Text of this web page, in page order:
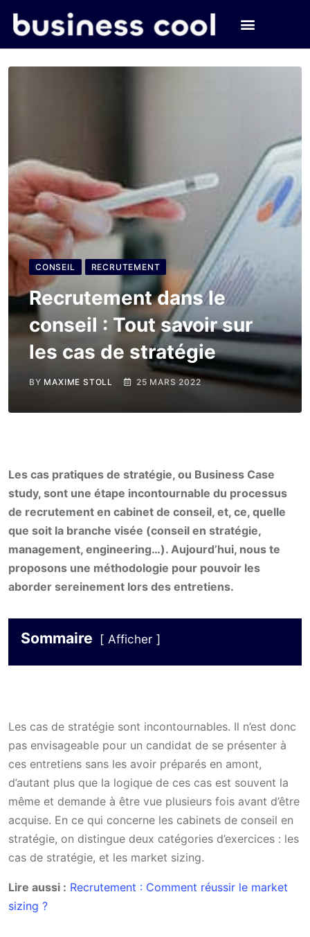
CONSEIL RECRUTEMENT
Recrutement dans le
conseil : Tout savoir sur
les cas de stratégie
BY MAXIME STOLL 25 MARS 2022
Les cas pratiques de stratégie, ou Business Case
study, sont une étape incontournable du processus
de recrutement en cabinet de conseil, et, ce, quelle
que soit la branche visée (conseil en stratégie,
management, engineering…). Aujourd’hui, nous te
proposons une méthodologie pour pouvoir les
aborder sereinement lors des entretiens.
Sommaire Afficher
Les cas de stratégie sont incontournables. Il n’est donc
pas envisageable pour un candidat de se présenter à
ces entretiens sans les avoir préparés en amont,
d’autant plus que la logique de ces cas est souvent la
même et demande à être vue plusieurs fois avant d’être
acquise. En ce qui concerne les cabinets de conseil en
stratégie, on distingue deux catégories d’exercices : les
cas de stratégie, et les market sizing.
Lire aussi : Recrutement : Comment réussir le market
sizing ?